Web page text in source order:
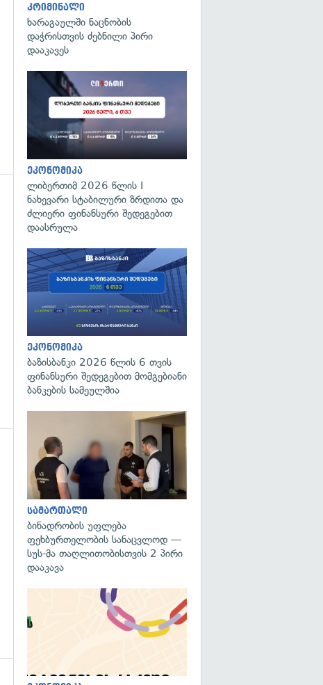
გადახედვა
კრიმინალი
ხარაგაულში ნაცნობის
დაჭრისთვის ძებნილი პირი
დააკავეს
ეკონომიკა
ლიბერთიმ 2026 წლის I
ნახევარი სტაბილური ზრდითა და
ძლიერი ფინანსური შედეგებით
დაასრულა
ეკონომიკა
ბაზისბანკი 2026 წლის 6 თვის
ფინანსური შედეგებით მომგებიანი
ბანკების სამეულშია
სამართალი
ბინადრობის უფლება
ფეხბურთელობის სანაცვლოდ —
სუს-მა თაღლითობისთვის 2 პირი
დააკავა